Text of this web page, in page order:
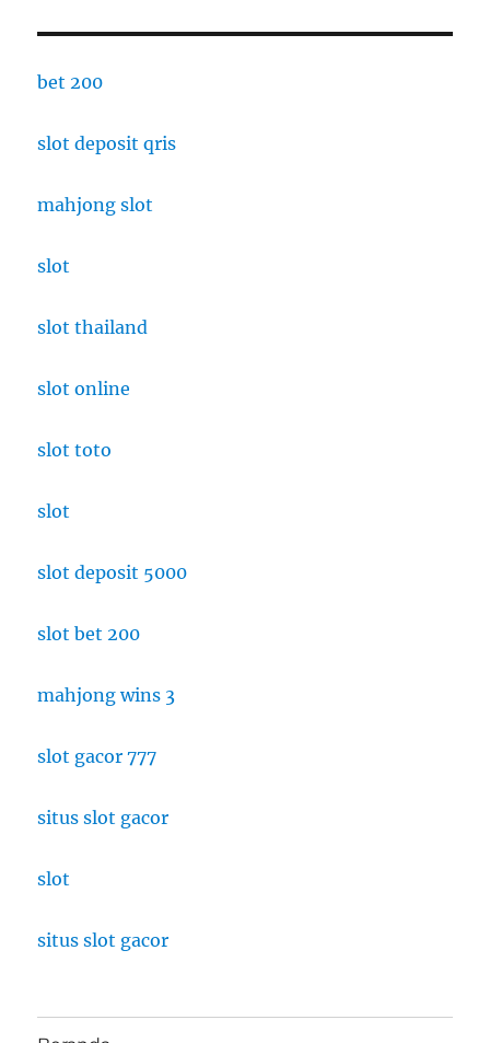
bet 200
slot deposit qris
mahjong slot
slot
slot thailand
slot online
slot toto
slot
slot deposit 5000
slot bet 200
mahjong wins 3
slot gacor 777
situs slot gacor
slot
situs slot gacor